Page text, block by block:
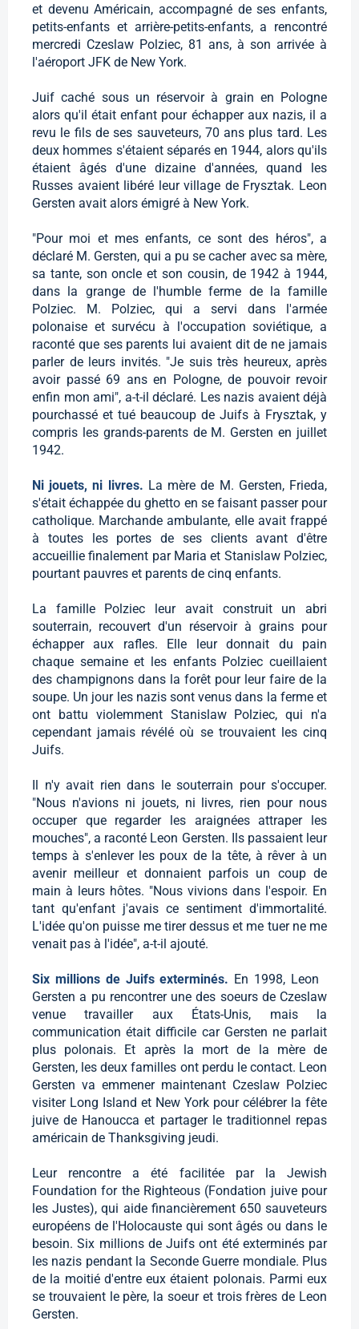
et devenu Américain, accompagné de ses enfants,
petits-enfants et arrière-petits-enfants, a rencontré
mercredi Czeslaw Polziec, 81 ans, à son arrivée à
l'aéroport JFK de New York.
Juif caché sous un réservoir à grain en Pologne
alors qu'il était enfant pour échapper aux nazis, il a
revu le fils de ses sauveteurs, 70 ans plus tard. Les
deux hommes s'étaient séparés en 1944, alors qu'ils
étaient âgés d'une dizaine d'années, quand les
Russes avaient libéré leur village de Frysztak. Leon
Gersten avait alors émigré à New York.
"Pour moi et mes enfants, ce sont des héros", a
déclaré M. Gersten, qui a pu se cacher avec sa mère,
sa tante, son oncle et son cousin, de 1942 à 1944,
dans la grange de l'humble ferme de la famille
Polziec. M. Polziec, qui a servi dans l'armée
polonaise et survécu à l'occupation soviétique, a
raconté que ses parents lui avaient dit de ne jamais
parler de leurs invités. "Je suis très heureux, après
avoir passé 69 ans en Pologne, de pouvoir revoir
enfin mon ami", a-t-il déclaré. Les nazis avaient déjà
pourchassé et tué beaucoup de Juifs à Frysztak, y
compris les grands-parents de M. Gersten en juillet
1942.
Ni jouets, ni livres. La mère de M. Gersten, Frieda,
s'était échappée du ghetto en se faisant passer pour
catholique. Marchande ambulante, elle avait frappé
à toutes les portes de ses clients avant d'être
accueillie finalement par Maria et Stanislaw Polziec,
pourtant pauvres et parents de cinq enfants.
La famille Polziec leur avait construit un abri
souterrain, recouvert d'un réservoir à grains pour
échapper aux rafles. Elle leur donnait du pain
chaque semaine et les enfants Polziec cueillaient
des champignons dans la forêt pour leur faire de la
soupe. Un jour les nazis sont venus dans la ferme et
ont battu violemment Stanislaw Polziec, qui n'a
cependant jamais révélé où se trouvaient les cinq
Juifs.
Il n'y avait rien dans le souterrain pour s'occuper.
"Nous n'avions ni jouets, ni livres, rien pour nous
occuper que regarder les araignées attraper les
mouches", a raconté Leon Gersten. Ils passaient leur
temps à s'enlever les poux de la tête, à rêver à un
avenir meilleur et donnaient parfois un coup de
main à leurs hôtes. "Nous vivions dans l'espoir. En
tant qu'enfant j'avais ce sentiment d'immortalité.
L'idée qu'on puisse me tirer dessus et me tuer ne me
venait pas à l'idée", a-t-il ajouté.
Six millions de Juifs exterminés. En 1998, Leon
Gersten a pu rencontrer une des soeurs de Czeslaw
venue travailler aux États-Unis, mais la
communication était difficile car Gersten ne parlait
plus polonais. Et après la mort de la mère de
Gersten, les deux familles ont perdu le contact. Leon
Gersten va emmener maintenant Czeslaw Polziec
visiter Long Island et New York pour célébrer la fête
juive de Hanoucca et partager le traditionnel repas
américain de Thanksgiving jeudi.
Leur rencontre a été facilitée par la Jewish
Foundation for the Righteous (Fondation juive pour
les Justes), qui aide financièrement 650 sauveteurs
européens de l'Holocauste qui sont âgés ou dans le
besoin. Six millions de Juifs ont été exterminés par
les nazis pendant la Seconde Guerre mondiale. Plus
de la moitié d'entre eux étaient polonais. Parmi eux
se trouvaient le père, la soeur et trois frères de Leon
Gersten.